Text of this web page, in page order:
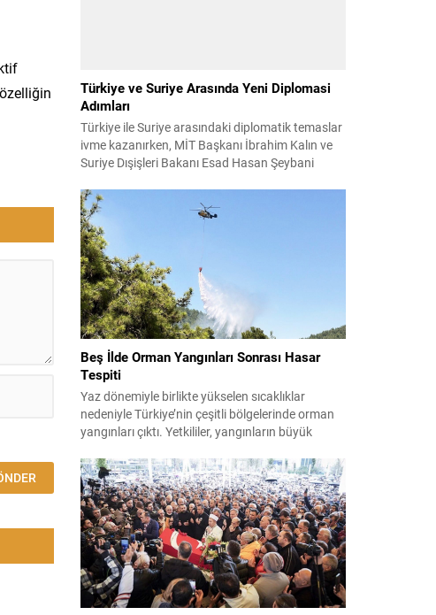
Türkiye ve Suriye Arasında Yeni Diplomasi
Adımları
Türkiye ile Suriye arasındaki diplomatik temaslar
ivme kazanırken, MİT Başkanı İbrahim Kalın ve
Suriye Dışişleri Bakanı Esad Hasan Şeybani
arasındaki iş birliği imkanları ve bölgesel istikrar
konuları detaylı şekilde ele alındı. Taraflar, komşu
ülkelerle ilişkilerin güçlendirilmesinin gerekliliği
üzerinde mutabık kaldı; ayrıca Suriye-Lübnan
ilişkilerine...
Beş İlde Orman Yangınları Sonrası Hasar
Tespiti
Yaz dönemiyle birlikte yükselen sıcaklıklar
nedeniyle Türkiye’nin çeşitli bölgelerinde orman
yangınları çıktı. Yetkililer, yangınların büyük
sürmesi nedeniyle vatandaşları dikkatli olmaya
çağırıyor. Çevre, Şehircilik ve İklim Değişikliği
Bakanı Murat Kurum, beş ilde yapılan hasar
tespitlerinin sonuçlarını paylaştı ve etkilenenlerin
yanında olunacağını vurguladı. Kayıtlar ve
tespit...